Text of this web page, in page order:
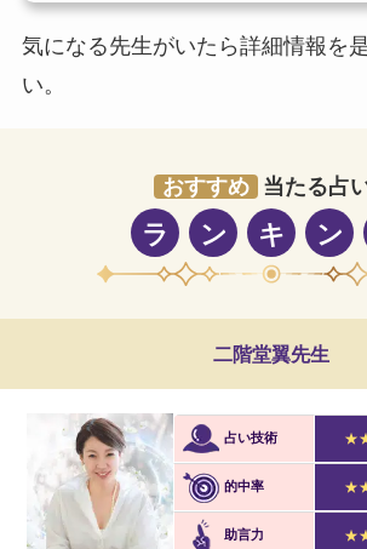
気になる先生がいたら詳細情報を
い。
おすすめ 当たる占
ラ ン キ ン
二階堂翼先生
占い技術
的中率
助言力